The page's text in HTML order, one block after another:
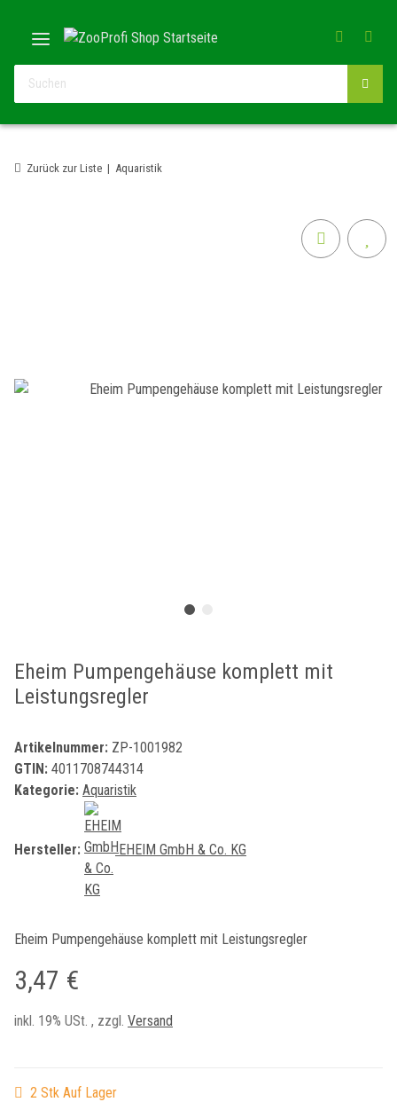
Zurück zur Liste Aquaristik
Eheim Pumpengehäuse komplett mit
Leistungsregler
Artikelnummer: ZP-1001982
GTIN: 4011708744314
Kategorie: Aquaristik
Hersteller: EHEIM GmbH & Co. KG
Eheim Pumpengehäuse komplett mit Leistungsregler
3,47 €
inkl. 19% USt. , zzgl. Versand
2 Stk Auf Lager